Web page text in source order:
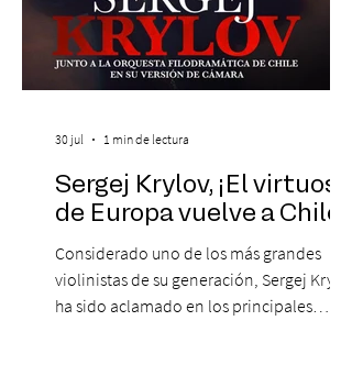
Sergej Krylov, ¡El virtuoso
de Europa vuelve a Chile!
Considerado uno de los más grandes
violinistas de su generación, Sergej Krylov
ha sido aclamado en los principales
30 jul 1 min de lectura